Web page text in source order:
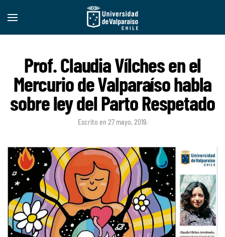
Prof. Claudia Vílches en el
Mercurio de Valparaíso habla
sobre ley del Parto Respetado
Escrito en 27 mayo, 2019.